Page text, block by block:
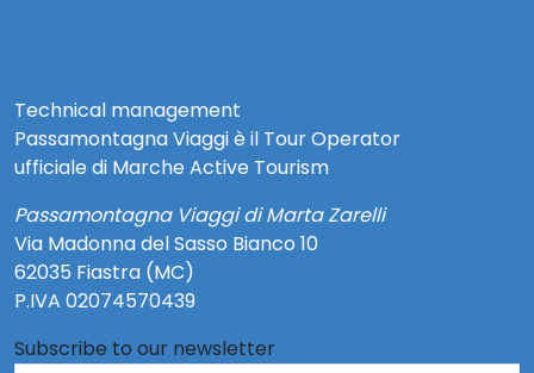
Technical management
Passamontagna Viaggi è il Tour Operator
ufficiale di Marche Active Tourism
Passamontagna Viaggi di Marta Zarelli
Via Madonna del Sasso Bianco 10
62035 Fiastra (MC)
P.IVA 02074570439
Subscribe to our newsletter